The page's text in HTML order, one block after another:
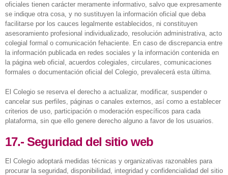
oficiales tienen carácter meramente informativo, salvo que expresamente
se indique otra cosa, y no sustituyen la información oficial que deba
facilitarse por los cauces legalmente establecidos, ni constituyen
asesoramiento profesional individualizado, resolución administrativa, acto
colegial formal o comunicación fehaciente. En caso de discrepancia entre
la información publicada en redes sociales y la información contenida en
la página web oficial, acuerdos colegiales, circulares, comunicaciones
formales o documentación oficial del Colegio, prevalecerá esta última.
El Colegio se reserva el derecho a actualizar, modificar, suspender o
cancelar sus perfiles, páginas o canales externos, así como a establecer
criterios de uso, participación o moderación específicos para cada
plataforma, sin que ello genere derecho alguno a favor de los usuarios.
17.- Seguridad del sitio web
El Colegio adoptará medidas técnicas y organizativas razonables para
procurar la seguridad, disponibilidad, integridad y confidencialidad del sitio